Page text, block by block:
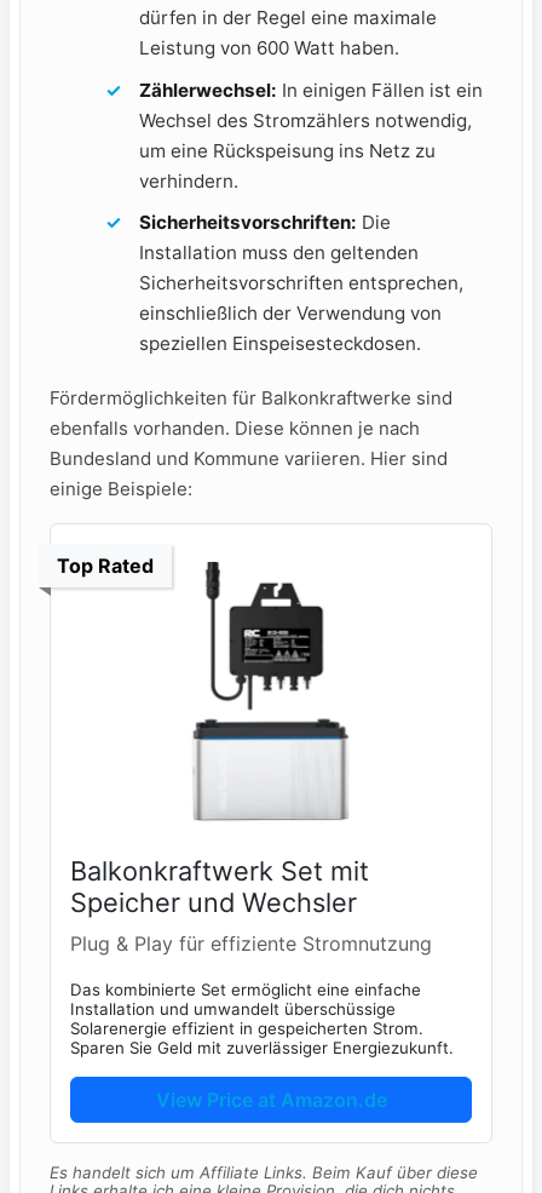
dürfen in der Regel eine maximale
Leistung von 600 Watt haben.
Zählerwechsel: In einigen Fällen ist ein
Wechsel des Stromzählers notwendig,
um eine Rückspeisung ins Netz zu
verhindern.
Sicherheitsvorschriften: Die
Installation muss den‌ geltenden
Sicherheitsvorschriften entsprechen,
einschließlich der Verwendung von
speziellen Einspeisesteckdosen.
Fördermöglichkeiten für ⁣Balkonkraftwerke sind
ebenfalls vorhanden. Diese können je nach‌
Bundesland und Kommune variieren. Hier sind
einige Beispiele:
Top Rated
Balkonkraftwerk Set mit
Speicher und Wechsler
Plug & Play für effiziente Stromnutzung
Das kombinierte Set ermöglicht eine einfache
Installation und umwandelt überschüssige
Solarenergie effizient in gespeicherten Strom.
Sparen Sie Geld mit zuverlässiger Energiezukunft.
View Price at Amazon.de
Es handelt sich um Affiliate Links. Beim Kauf über diese